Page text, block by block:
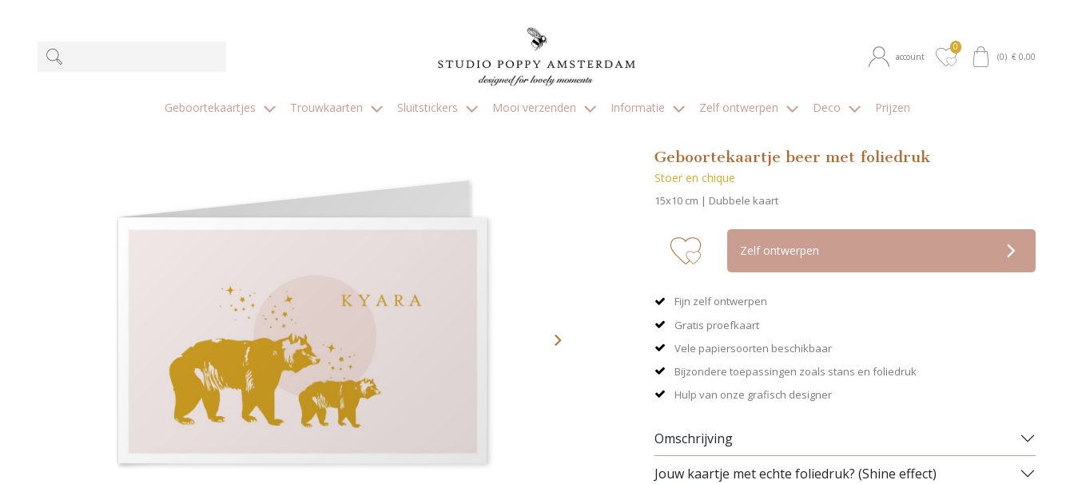
account
0
(0) € 0,00
Geboortekaartjes Trouwkaarten Sluitstickers Mooi verzenden Informatie Zelf ontwerpen Deco Prijzen
Geboortekaartje beer met foliedruk
Stoer en chique
15x10 cm | Dubbele kaart
zet op verlanglijstje
Zelf ontwerpen
Fijn zelf ontwerpen
Gratis proefkaart
Vele papiersoorten beschikbaar
Bijzondere toepassingen zoals stans en foliedruk
Hulp van onze grafisch designer
Omschrijving
Jouw kaartje met echte foliedruk? (Shine effect)